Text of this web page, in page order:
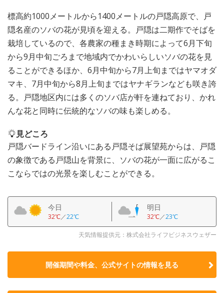
標高約1000メートルから1400メートルの戸隠高原で、戸
隠名産のソバの花が見頃を迎える。戸隠は二期作でそばを
栽培しているので、各農家の種まき時期によって6月下旬
から9月中旬ごろまで地域内でかわいらしいソバの花を見
ることができるほか、6月中旬から7月上旬まではヤマオダ
マキ、7月中旬から8月上旬まではヤナギランなども咲き誇
る。戸隠地区内には多くのソバ店が軒を連ねており、かれ
んな花と同時に伝統的なソバの味も楽しめる。
見どころ
戸隠バードライン沿いにある戸隠そば展望苑からは、戸隠
の象徴である戸隠山を背景に、ソバの花が一面に広がるこ
こならではの光景を楽しむことができる。
今日
32℃／22℃
明日
32℃／23℃
天気情報提供元：株式会社ライフビジネスウェザー
開催期間や料金、公式サイトの情報を見る